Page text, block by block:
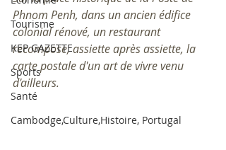
Tourisme
KEP GAZETTE
Sports
Santé
Cambodge,Culture,Histoire, Portugal
Phnom Penh, dans un ancien édifice
colonial rénové, un restaurant
recompose, assiette après assiette, la
carte postale d'un art de vivre venu
d'ailleurs.